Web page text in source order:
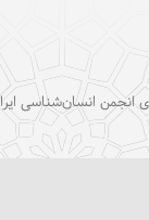
انجمن انسان‌شناسی